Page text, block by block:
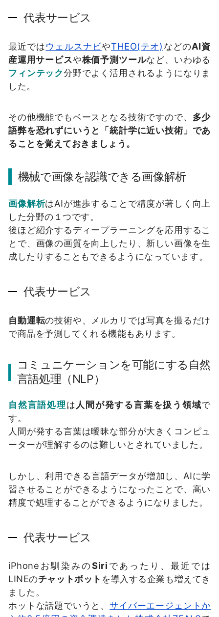
代表サービス
最近ではウェルスナビやTHEO(テオ) などのAI資
産運用サービスや株価予測ツールなど、いわゆる
フィンテック分野でよく活用されるようになりま
した。
その他機能でもベースとなる技術ですので、 多少
語弊を恐れずにいうと「統計学に近い技術」であ
ることを覚えておきましょう。
機械で画像を認識できる画像解析
画像解析はAIが進歩することで精度が著しく向上
した分野の１つです。
後ほど紹介するディープラーニングを応用するこ
とで、画像の画質を向上したり、新しい画像を生
成したりすることもできるようになっています。
代表サービス
自動運転の技術や、メルカリでは写真を撮るだけ
で商品を予測してくれる機能もあります。
コミュニケーションを可能にする自然
言語処理（NLP）
自然言語処理は 人間が発する言葉を扱う領域で
す。
人間が発する言葉は曖昧な部分が大きくコンピュ
ーターが理解するのは難しいとされていました。
しかし、利用できる言語データが増加し、AIに学
習させることができるようになったことで、高い
精度で処理することができるようになりました。
代表サービス
iPhoneお馴染みのSiri であったり、最近では
LINEのチャットボット を導入する企業も増えてき
ました。
ホットな話題でいうと、サイバーエージェントか